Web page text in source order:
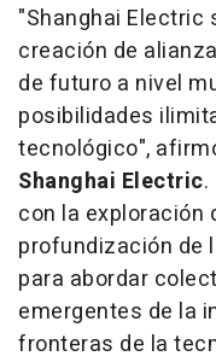
"Shanghai Electric
creación de
de futuro a nivel
posibilidades
tecnológico",
Shanghai Electric
con la exploración
profundización de
para abordar
emergentes de la
fronteras de la